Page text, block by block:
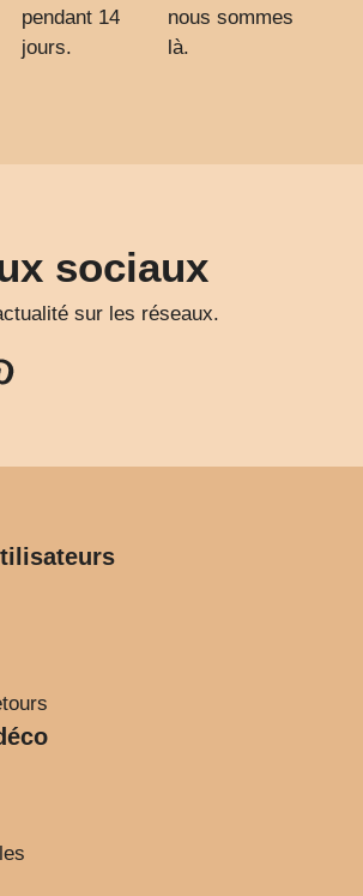
pendant 14
jours.
nous sommes
là.
sociaux
sur les réseaux.